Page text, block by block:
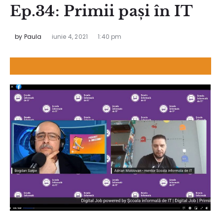
Ep.34: Primii pași în IT
by Paula iunie 4, 2021 1:40 pm